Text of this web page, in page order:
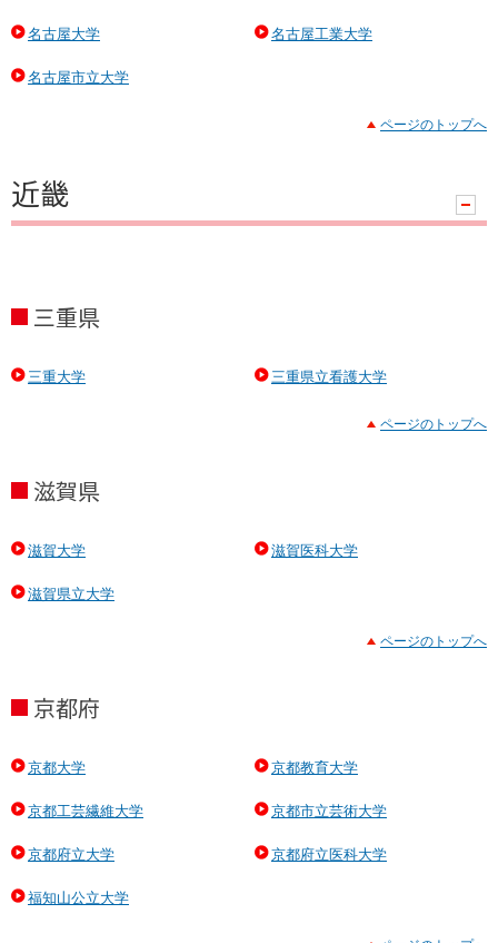
名古屋大学 名古屋工業大学
名古屋市立大学
ページのトップへ
近畿
ン
三重県
三重大学 三重県立看護大学
ページのトップへ
滋賀県
滋賀大学 滋賀医科大学
滋賀県立大学
ページのトップへ
京都府
京都大学 京都教育大学
京都工芸繊維大学 京都市立芸術大学
京都府立大学 京都府立医科大学
福知山公立大学